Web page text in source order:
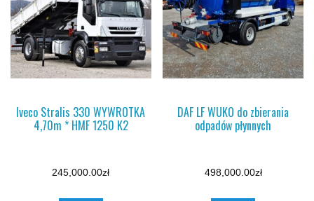
Iveco Stralis 330 WYWROTKA
4,70m * HMF 1250 K2
245,000.00zł
DAF LF WUKO do zbierania
odpadów płynnych
498,000.00zł